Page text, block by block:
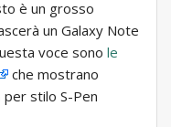
è un grosso
un Galaxy Note
voce sono le
che mostrano
per stilo S-Pen